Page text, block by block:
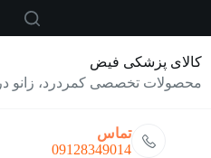
کالای پزشکی فیض
محصولات تخصصی کمردرد، زانو
تماس
09128349014